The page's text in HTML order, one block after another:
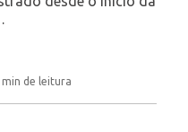
min de leitura